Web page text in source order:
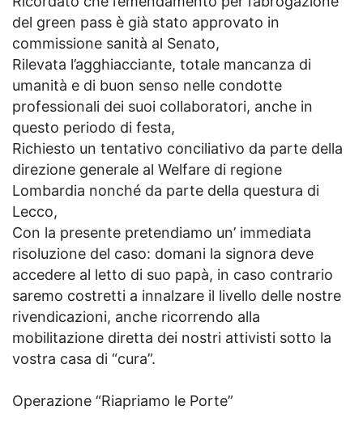
del green pass è già stato approvato in
commissione sanità al Senato,
Rilevata l’agghiacciante, totale mancanza di
umanità e di buon senso nelle condotte
professionali dei suoi collaboratori, anche in
questo periodo di festa,
Richiesto un tentativo conciliativo da parte della
direzione generale al Welfare di regione
Lombardia nonché da parte della questura di
Lecco,
Con la presente pretendiamo un’ immediata
risoluzione del caso: domani la signora deve
accedere al letto di suo papà, in caso contrario
saremo costretti a innalzare il livello delle nostre
rivendicazioni, anche ricorrendo alla
mobilitazione diretta dei nostri attivisti sotto la
vostra casa di “cura”.
Operazione “Riapriamo le Porte”